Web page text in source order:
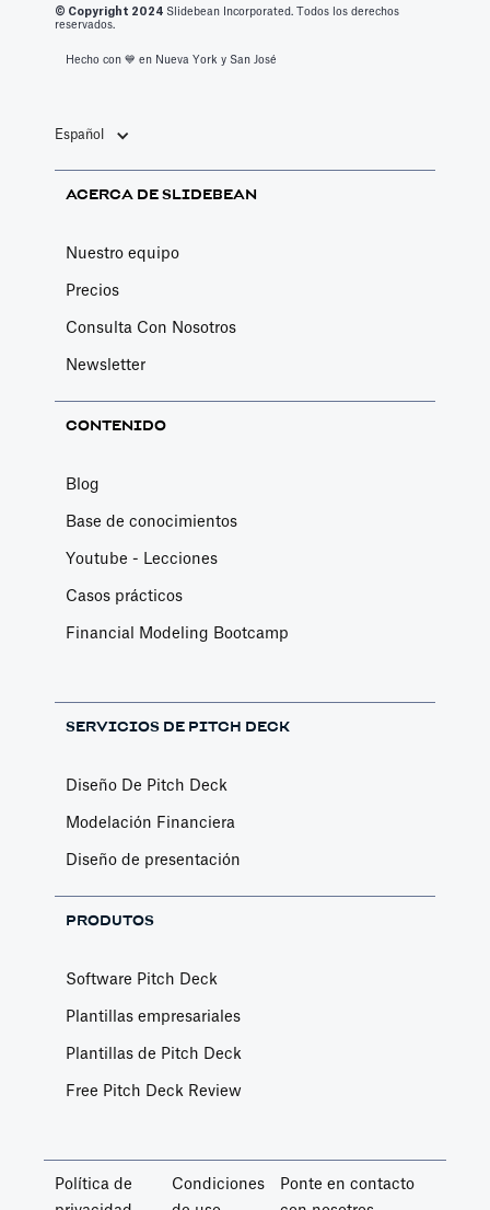
© Copyright 2 024 Slidebean Incorporated. Todos los derechos
reservados.
Hecho con 💙️ en Nueva York y San José
Español
ACERCA DE SLIDEBEAN
Nuestro equipo
Precios
Consulta Con Nosotros
Newsletter
CONTENIDO
Blog
Base de conocimientos
Youtube - Lecciones
Casos prácticos
Financial Modeling Bootcamp
SERVICIOS DE PITCH DECK
Diseño De Pitch Deck
Modelación Financiera
Diseño de presentación
PRODUTOS
Software Pitch Deck
Plantillas empresariales
Plantillas de Pitch Deck
Free Pitch Deck Review
Política de
Condiciones
Ponte en contacto